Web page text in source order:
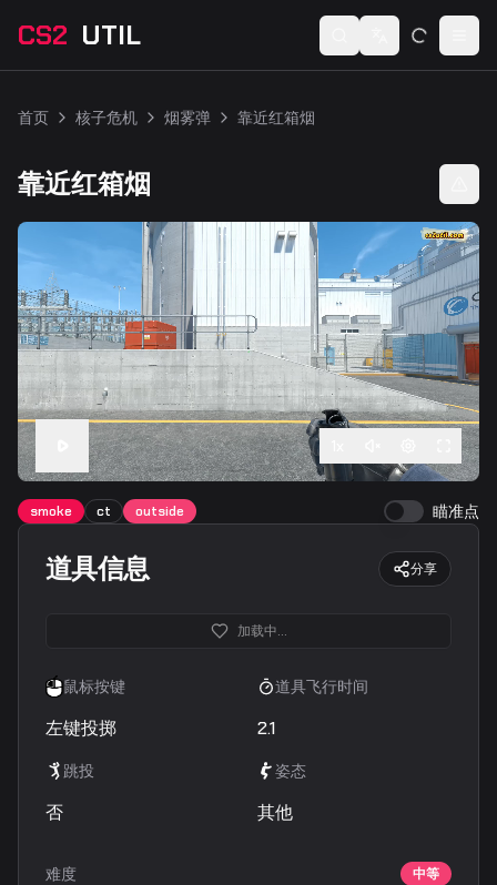
CS2 UTIL Switch language
首页 核子危机 烟雾弹 靠近红箱烟
靠近红箱烟
smoke ct outside 瞄准点
道具信息 分享
加载中...
鼠标按键
左键投掷
道具飞行时间
2.1
跳投
否
姿态
其他
难度 中等